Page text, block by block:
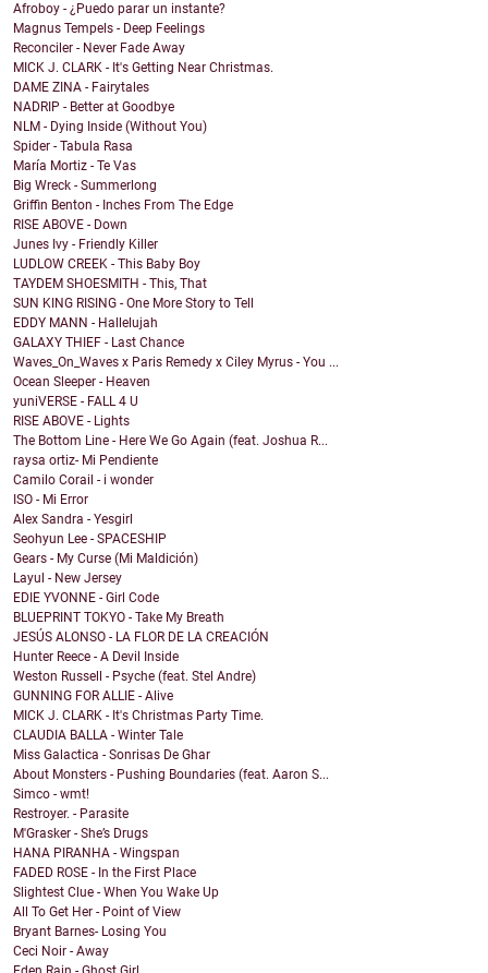
Afroboy - ¿Puedo parar un instante?
Magnus Tempels - Deep Feelings
Reconciler - Never Fade Away
MICK J. CLARK - It's Getting Near Christmas.
DAME ZINA - Fairytales
NADRIP - Better at Goodbye
NLM - Dying Inside (Without You)
Spider - Tabula Rasa
María Mortiz - Te Vas
Big Wreck - Summerlong
Griffin Benton - Inches From The Edge
RISE ABOVE - Down
Junes Ivy - Friendly Killer
LUDLOW CREEK - This Baby Boy
TAYDEM SHOESMITH - This, That
SUN KING RISING - One More Story to Tell
EDDY MANN - Hallelujah
GALAXY THIEF - Last Chance
Waves_On_Waves x Paris Remedy x Ciley Myrus - You ...
Ocean Sleeper - Heaven
yuniVERSE - FALL 4 U
RISE ABOVE - Lights
The Bottom Line - Here We Go Again (feat. Joshua R...
raysa ortiz- Mi Pendiente
Camilo Corail - i wonder
ISO - Mi Error
Alex Sandra - Yesgirl
Seohyun Lee - SPACESHIP
Gears - My Curse (Mi Maldición)
Layul - New Jersey
EDIE YVONNE - Girl Code
BLUEPRINT TOKYO - Take My Breath
JESÚS ALONSO - LA FLOR DE LA CREACIÓN
Hunter Reece - A Devil Inside
Weston Russell - Psyche (feat. Stel Andre)
GUNNING FOR ALLIE - Alive
MICK J. CLARK - It's Christmas Party Time.
CLAUDIA BALLA - Winter Tale
Miss Galactica - Sonrisas De Ghar
About Monsters - Pushing Boundaries (feat. Aaron S...
Simco - wmt!
Restroyer. - Parasite
M'Grasker - She’s Drugs
HANA PIRANHA - Wingspan
FADED ROSE - In the First Place
Slightest Clue - When You Wake Up
All To Get Her - Point of View
Bryant Barnes- Losing You
Ceci Noir - Away